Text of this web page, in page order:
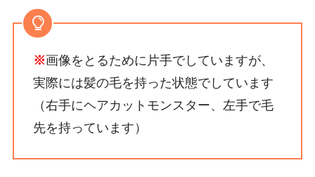
※画像をとるために片手でしていますが、
実際には髪の毛を持った状態でしています
（右手にヘアカットモンスター、左手で毛
先を持っています）